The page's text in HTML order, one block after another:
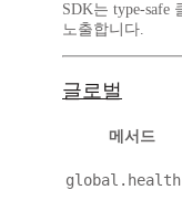
SDK는 type-safe
노출합니다.
글로벌
메서드